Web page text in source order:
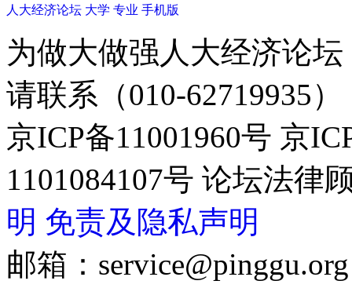
人大经济论坛 大学 专业 手机版
为做大做强人大经济论
请联系（010-62719935）
京ICP备11001960号 京
1101084107号 论坛法律
明 免责及隐私声明
邮箱：service@pinggu.org